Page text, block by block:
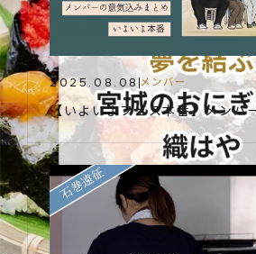
2025.08.08 メンバー
【いよいよフェス本番】メンバ